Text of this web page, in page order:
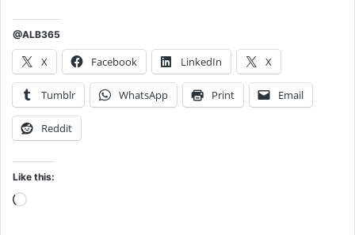
@ALB365
X Facebook LinkedIn X
Tumblr WhatsApp Print Email
Reddit
Like this:
Loading…